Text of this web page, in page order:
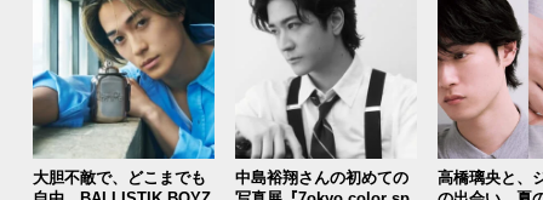
大胆不敵で、どこまでも
中島裕翔さんの初めての
高橋璃央と、